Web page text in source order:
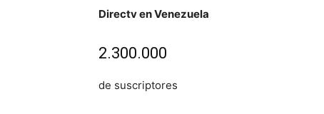
Directv en Venezuela
2.300.000
de suscriptores